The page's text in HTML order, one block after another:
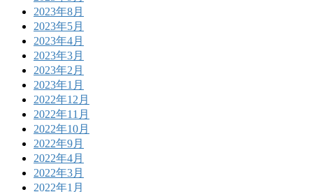
2023年8月
2023年5月
2023年4月
2023年3月
2023年2月
2023年1月
2022年12月
2022年11月
2022年10月
2022年9月
2022年4月
2022年3月
2022年1月